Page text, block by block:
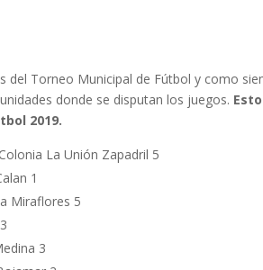
del Torneo Municipal de Fútbol y como
donde se disputan los juegos.
2019.
La Unión Zapadril 5
1
Miraflores 5
3